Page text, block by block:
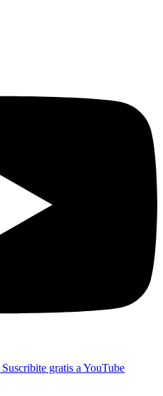
Suscribite gratis a YouTube